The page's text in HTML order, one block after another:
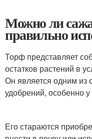
Можно ли
правильно
Торф представляет
остатков растений в
Он является одним из
удобрений, особенно
Его стараются